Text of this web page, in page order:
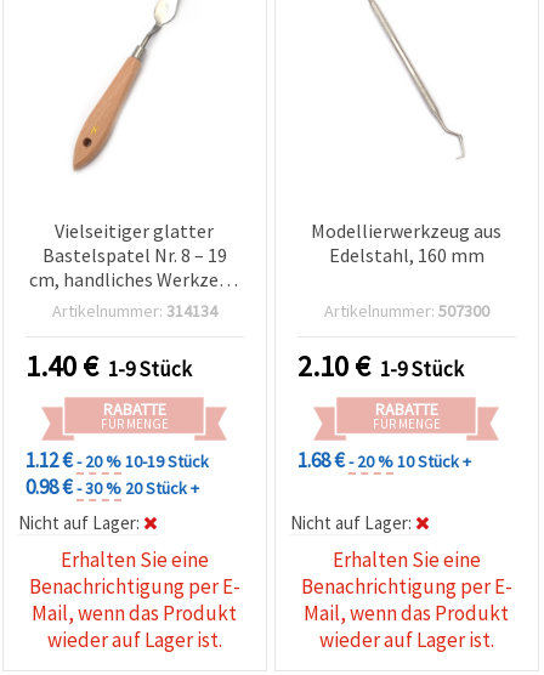
Vielseitiger glatter
Bastelspatel Nr. 8 – 19
cm, handliches Werkzeug
für kreative Arbeiten &
Artikelnummer: 314134
1.40€ 1-9 Stück
RABATTE
FÜR MENGE
1.12 €- 20 %10-19 Stück
0.98 €- 30 % 20 Stück +
Nicht auf Lager:
Erhalten Sie eine
Benachrichtigung per E-
Mail, wenn das Produkt
wieder auf Lager ist.
Modellierwerkzeug aus
Edelstahl, 160 mm
Artikelnummer: 507300
2.10€ 1-9 Stück
RABATTE
FÜR MENGE
1.68 €- 20 %10 Stück +
Nicht auf Lager:
Erhalten Sie eine
Benachrichtigung per E-
Mail, wenn das Produkt
wieder auf Lager ist.